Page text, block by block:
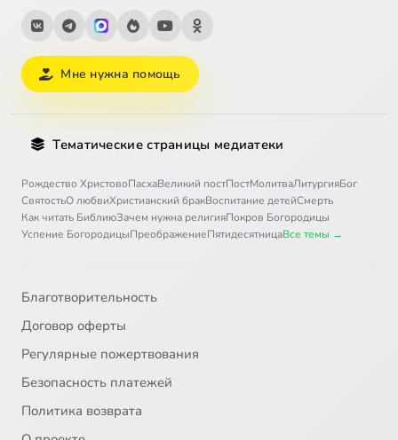
Мне нужна помощь
Тематические страницы медиатеки
Рождество ХристовоПасхаВеликий постПостМолитваЛитургияБог
СвятостьО любвиХристианский бракВоспитание детейСмерть
Как читать БиблиюЗачем нужна религияПокров Богородицы
Успение БогородицыПреображениеПятидесятницаВсе темы →
Благотворительность
Договор оферты
Регулярные пожертвования
Безопасность платежей
Политика возврата